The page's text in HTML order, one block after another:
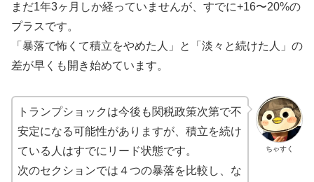
まだ1年3ヶ月しか経っていませんが、すでに+16〜20%の
プラスです。
「暴落で怖くて積立をやめた人」と「淡々と続けた人」の
差が早くも開き始めています。
ちゃすく
トランプショックは今後も関税政策次第で不
安定になる可能性がありますが、積立を続け
ている人はすでにリード状態です。
次のセクションでは４つの暴落を比較し、な